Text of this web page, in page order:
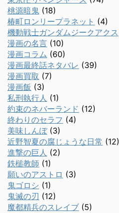
桃源暗鬼 (18)
椿町ロンリープラネット (4)
機動戦士ガンダムジークアクス
漫画の名言 (10)
漫画コラム (60)
漫画最終話ネタバレ (39)
漫画買取 (7)
漫画飯 (3)
私刑執行人 (1)
約束のネバーランド (12)
終わりのセラフ (4)
美味しんぼ(3)
近野智夏の腐じょうな日常 (12)
進撃の巨人 (2)
鉄槌教師 (1)
願いのアストロ (3)
鬼ゴロシ (1)
鬼滅の刃 (12)
魔都精兵のスレイブ (5)